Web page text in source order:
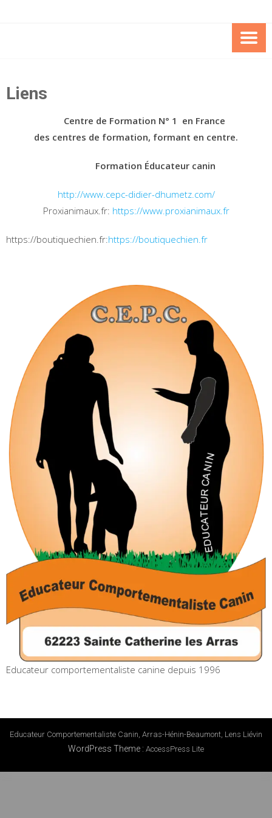
Liens
Centre de Formation N° 1 en France
des centres de formation, formant en centre.
Formation Éducateur canin
http://www.cepc-didier-dhumetz.com/
Proxianimaux.fr: https://www.proxianimaux.fr
https://boutiquechien.fr:https://boutiquechien.fr
Educateur comportementaliste canine depuis 1996
Educateur Comportementaliste Canin, Arras-Hénin-Beaumont, Lens Liévin
WordPress Theme : AccessPress Lite